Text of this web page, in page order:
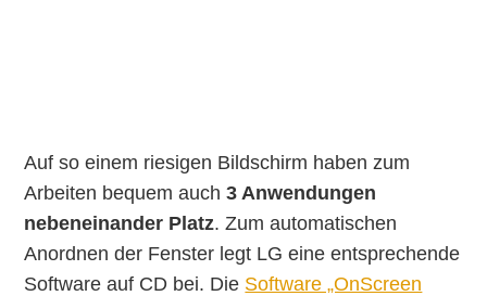
Auf so einem riesigen Bildschirm haben zum
Arbeiten bequem auch3 Anwendungen
nebeneinander Platz. Zum automatischen
Anordnen der Fenster legt LG eine entsprechende
Software auf CD bei. Die Software „OnScreen